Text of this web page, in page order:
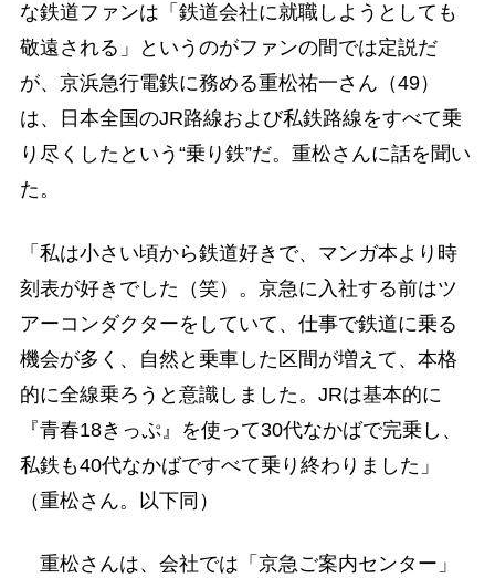
な鉄道ファンは「鉄道会社に就職しようとしても
敬遠される」というのがファンの間では定説だ
が、京浜急行電鉄に務める重松祐一さん（49）
は、日本全国のJR路線および私鉄路線をすべて乗
り尽くしたという“乗り鉄”だ。重松さんに話を聞い
た。
「私は小さい頃から鉄道好きで、マンガ本より時
刻表が好きでした（笑）。京急に入社する前はツ
アーコンダクターをしていて、仕事で鉄道に乗る
機会が多く、自然と乗車した区間が増えて、本格
的に全線乗ろうと意識しました。JRは基本的に
『青春18きっぷ』を使って30代なかばで完乗し、
私鉄も40代なかばですべて乗り終わりました」
（重松さん。以下同）
重松さんは、会社では「京急ご案内センター」